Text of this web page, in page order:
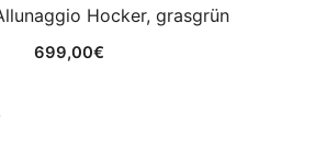
Hocker, grasgrün
699,00€